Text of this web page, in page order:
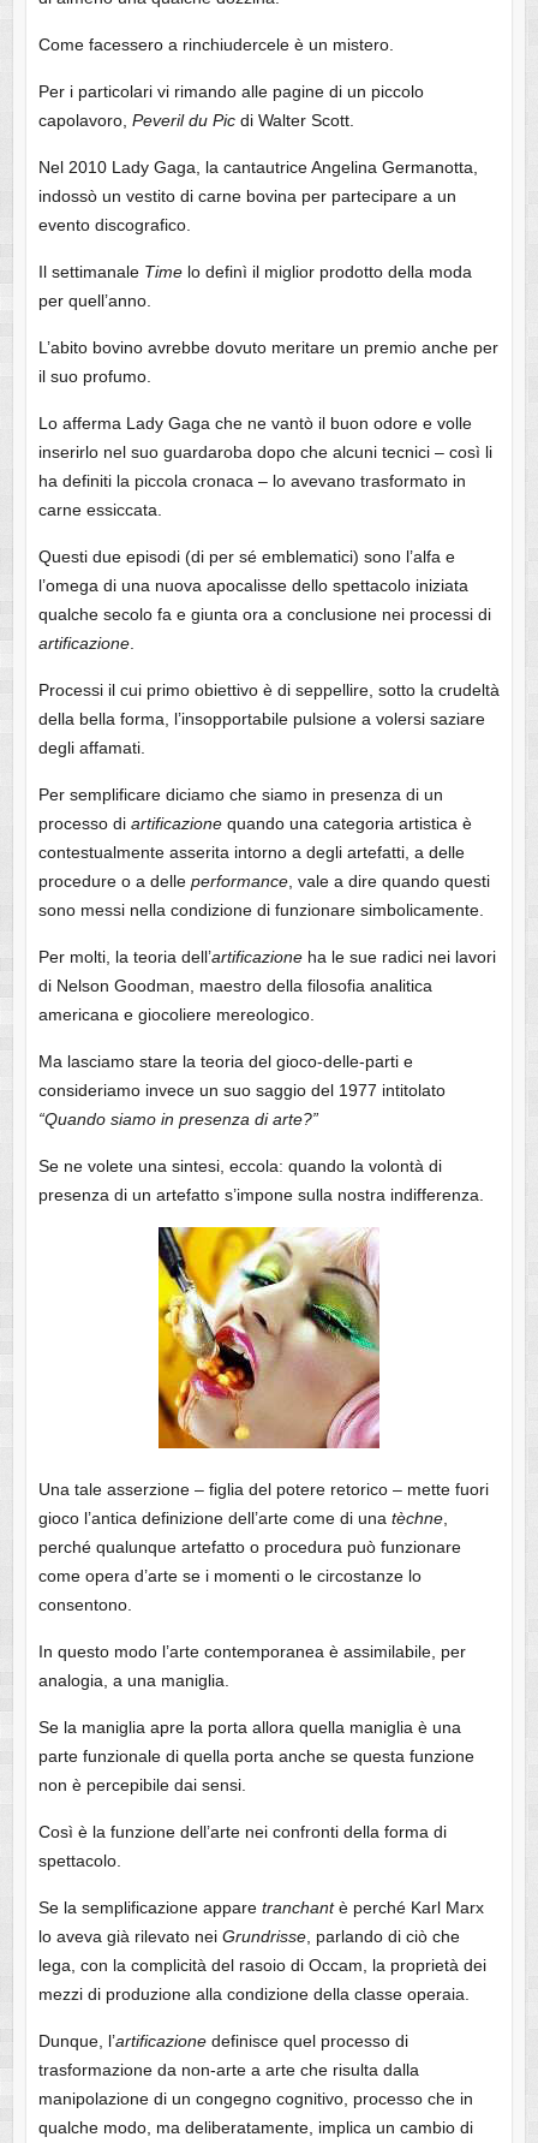
Come facessero a rinchiudercele è un mistero.
Per i particolari vi rimando alle pagine di un piccolo
capolavoro, Peveril du Picdi Walter Scott.
Nel 2010 Lady Gaga, la cantautrice Angelina Germanotta,
indossò un vestito di carne bovina per partecipare a un
evento discografico.
Il settimanale Timelo definì il miglior prodotto della moda
per quell’anno.
L’abito bovino avrebbe dovuto meritare un premio anche per
il suo profumo.
Lo afferma Lady Gaga che ne vantò il buon odore e volle
inserirlo nel suo guardaroba dopo che alcuni tecnici – così li
ha definiti la piccola cronaca – lo avevano trasformato in
carne essiccata.
Questi due episodi (di per sé emblematici) sono l’alfa e
l’omega di una nuova apocalisse dello spettacolo iniziata
qualche secolo fa e giunta ora a conclusione nei processi di
artificazione.
Processi il cui primo obiettivo è di seppellire, sotto la crudeltà
della bella forma, l’insopportabile pulsione a volersi saziare
degli affamati.
Per semplificare diciamo che siamo in presenza di un
processo di artificazionequando una categoria artistica è
contestualmente asserita intorno a degli artefatti, a delle
procedure o a delle performance, vale a dire quando questi
sono messi nella condizione di funzionare simbolicamente.
Per molti, la teoria dell’artificazioneha le sue radici nei lavori
di Nelson Goodman, maestro della filosofia analitica
americana e giocoliere mereologico.
Ma lasciamo stare la teoria del gioco-delle-parti e
consideriamo invece un suo saggio del 1977 intitolato
“Quando siamo in presenza di arte?”
Se ne volete una sintesi, eccola: quando la volontà di
presenza di un artefatto s’impone sulla nostra indifferenza.
Una tale asserzione – figlia del potere retorico – mette fuori
gioco l’antica definizione dell’arte come di una tèchne,
perché qualunque artefatto o procedura può funzionare
come opera d’arte se i momenti o le circostanze lo
consentono.
In questo modo l’arte contemporanea è assimilabile, per
analogia, a una maniglia.
Se la maniglia apre la porta allora quella maniglia è una
parte funzionale di quella porta anche se questa funzione
non è percepibile dai sensi.
Così è la funzione dell’arte nei confronti della forma di
spettacolo.
Se la semplificazione appare tranchantè perché Karl Marx
lo aveva già rilevato nei Grundrisse, parlando di ciò che
lega, con la complicità del rasoio di Occam, la proprietà dei
mezzi di produzione alla condizione della classe operaia.
Dunque, l’artificazionedefinisce quel processo di
trasformazione da non-arte a arte che risulta dalla
manipolazione di un congegno cognitivo, processo che in
qualche modo, ma deliberatamente, implica un cambio di